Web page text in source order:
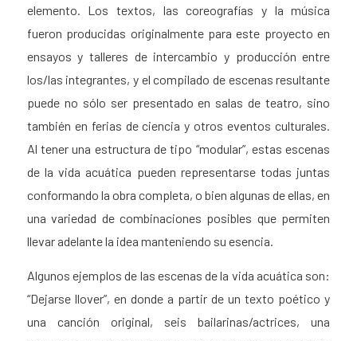
elemento. Los textos, las coreografías y la música
fueron producidas originalmente para este proyecto en
ensayos y talleres de intercambio y producción entre
los/las integrantes, y el compilado de escenas resultante
puede no sólo ser presentado en salas de teatro, sino
también en ferias de ciencia y otros eventos culturales.
Al tener una estructura de tipo “modular”, estas escenas
de la vida acuática pueden representarse todas juntas
conformando la obra completa, o bien algunas de ellas, en
una variedad de combinaciones posibles que permiten
llevar adelante la idea manteniendo su esencia.
Algunos ejemplos de las escenas de la vida acuática son:
“Dejarse llover”, en donde a partir de un texto poético y
una canción original, seis bailarinas/actrices, una